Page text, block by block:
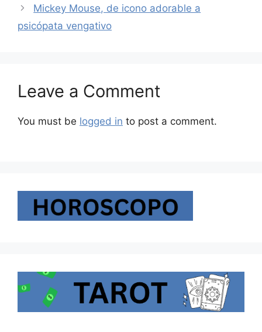
Mickey Mouse, de icono adorable a
psicópata vengativo
Leave a Comment
You must be logged in to post a comment.